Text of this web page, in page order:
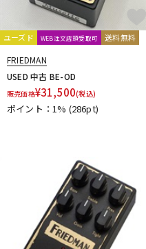
管楽器
DJ機器
DTM オンライン納品
配信/ライブ機器
ユーズド WEB注文店頭受取可 送料無料
FRIEDMAN
USED 中古 BE-OD
販売価格¥31,500(税込)
ポイント：1% (286pt)